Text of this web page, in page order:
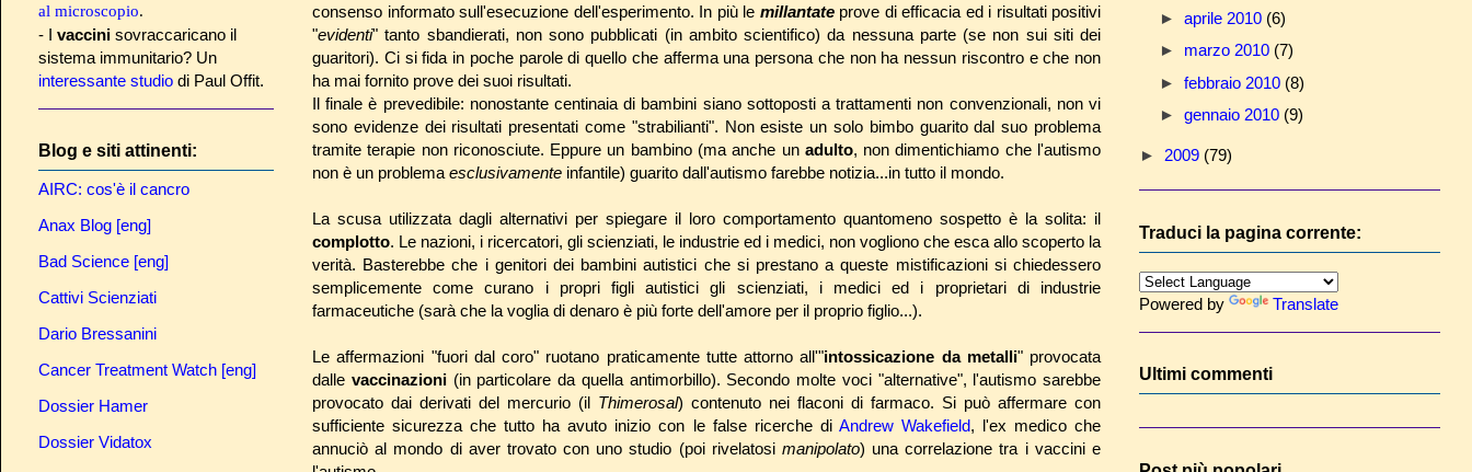
consenso informato sull'esecuzione dell'esperimento. In più le millantate prove di efficacia ed i risultati positivi
"evidenti" tanto sbandierati, non sono pubblicati (in ambito scientifico) da nessuna parte (se non sui siti dei
guaritori). Ci si fida in poche parole di quello che afferma una persona che non ha nessun riscontro e che non
ha mai fornito prove dei suoi risultati.
Il finale è prevedibile: nonostante centinaia di bambini siano sottoposti a trattamenti non convenzionali, non vi
sono evidenze dei risultati presentati come "strabilianti". Non esiste un solo bimbo guarito dal suo problema
tramite terapie non riconosciute. Eppure un bambino (ma anche un adulto, non dimentichiamo che l'autismo
non è un problema esclusivamente infantile) guarito dall'autismo farebbe notizia...in tutto il mondo.
La scusa utilizzata dagli alternativi per spiegare il loro comportamento quantomeno sospetto è la solita: il
complotto. Le nazioni, i ricercatori, gli scienziati, le industrie ed i medici, non vogliono che esca allo scoperto la
verità. Basterebbe che i genitori dei bambini autistici che si prestano a queste mistificazioni si chiedessero
semplicemente come curano i propri figli autistici gli scienziati, i medici ed i proprietari di industrie
farmaceutiche (sarà che la voglia di denaro è più forte dell'amore per il proprio figlio...).
Le affermazioni "fuori dal coro" ruotano praticamente tutte attorno all'"intossicazione da metalli" provocata
dalle vaccinazioni (in particolare da quella antimorbillo). Secondo molte voci "alternative", l'autismo sarebbe
provocato dai derivati del mercurio (il Thimerosal) contenuto nei flaconi di farmaco. Si può affermare con
sufficiente sicurezza che tutto ha avuto inizio con le false ricerche di Andrew Wakefield, l'ex medico che
annuciò al mondo di aver trovato con uno studio (poi rivelatosi manipolato) una correlazione tra i vaccini e
al microscopio.
- I vaccini sovraccaricano il
sistema immunitario? Un
interessante studio di Paul Offit.
Blog e siti attinenti:
AIRC: cos'è il cancro
Anax Blog [eng]
Bad Science [eng]
Cattivi Scienziati
Dario Bressanini
Cancer Treatment Watch [eng]
Dossier Hamer
Dossier Vidatox
► aprile 2010 (6)
► marzo 2010 (7)
► febbraio 2010 (8)
► gennaio 2010 (9)
► 2009 (79)
Traduci la pagina corrente:
Powered by Translate
Ultimi commenti